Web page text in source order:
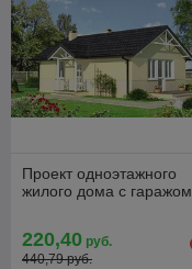
Проект одноэтажного
жилого дома с гаражом
220,40 руб.
440,79 руб.